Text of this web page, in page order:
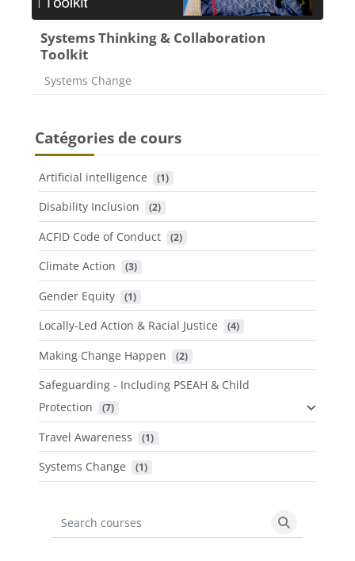
Systems Thinking & Collaboration
Toolkit
Catégorie de cours
Systems Change
Catégories de cours
Artificial intelligence (1)
Disability Inclusion (2)
ACFID Code of Conduct (2)
Climate Action (3)
Gender Equity (1)
Locally-Led Action & Racial Justice (4)
Making Change Happen (2)
Safeguarding - Including PSEAH & Child
Protection
(7)
Travel Awareness (1)
Systems Change (1)
Search courses
Search